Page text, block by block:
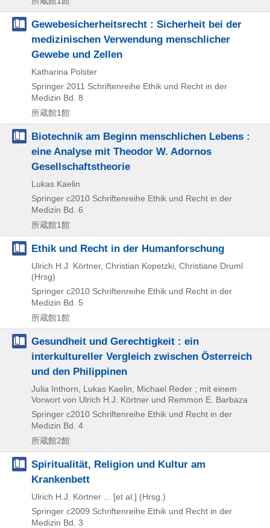
Gewebesicherheitsrecht : Sicherheit bei der
medizinischen Verwendung menschlicher
Gewebe und Zellen
Katharina Polster
Springer 2011 Schriftenreihe Ethik und Recht in der
Medizin Bd. 8
所蔵館1館
Biotechnik am Beginn menschlichen Lebens :
eine Analyse mit Theodor W. Adornos
Gesellschaftstheorie
Lukas Kaelin
Springer c2010 Schriftenreihe Ethik und Recht in der
Medizin Bd. 6
所蔵館1館
Ethik und Recht in der Humanforschung
Ulrich H.J. Körtner, Christian Kopetzki, Christiane Druml
(Hrsg)
Springer c2010 Schriftenreihe Ethik und Recht in der
Medizin Bd. 5
所蔵館1館
Gesundheit und Gerechtigkeit : ein
interkultureller Vergleich zwischen Österreich
und den Philippinen
Julia Inthorn, Lukas Kaelin, Michael Reder ; mit einem
Vorwort von Ulrich H.J. Körtner und Remmon E. Barbaza
Springer c2010 Schriftenreihe Ethik und Recht in der
Medizin Bd. 4
所蔵館2館
Spiritualität, Religion und Kultur am
Krankenbett
Ulrich H.J. Körtner ... [et al.] (Hrsg.)
Springer c2009 Schriftenreihe Ethik und Recht in der
Medizin Bd. 3